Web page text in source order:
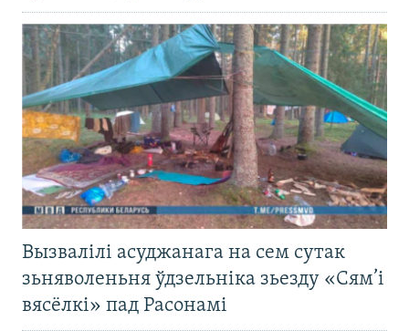
Вызвалілі асуджанага на сем сутак
зьняволеньня ўдзельніка зьезду «Сям’і
вясёлкі» пад Расонамі